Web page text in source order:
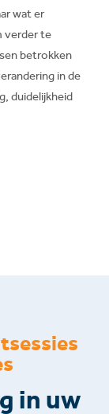
wat er
verder te
betrokken
in de
duidelijkheid
in uw